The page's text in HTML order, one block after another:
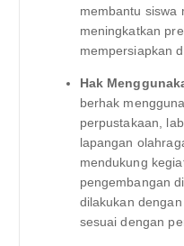
membantu siswa
meningkatkan
mempersiapkan
Hak
berhak
perpustakaan,
lapangan
mendukung
pengembangan
dilakukan
sesuai dengan